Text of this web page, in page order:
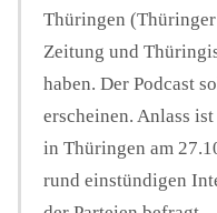
Thüringen
Zeitung und
haben. Der Podcast
erscheinen. Anlass
in Thüringen am
rund einstündigen